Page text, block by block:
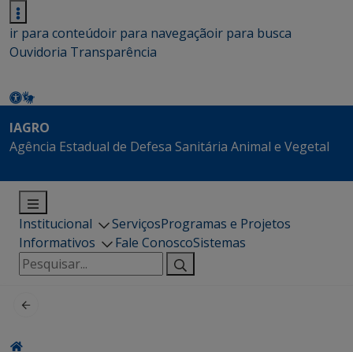
ir para conteúdoir para navegaçãoir para busca
Ouvidoria Transparência
IAGRO
Agência Estadual de Defesa Sanitária Animal e Vegetal
Institucional ServiçosProgramas e Projetos
Informativos
Fale ConoscoSistemas
Pesquisar
por: